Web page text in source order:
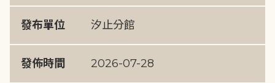
發布單位 汐止分館
發佈時間 2026-07-28